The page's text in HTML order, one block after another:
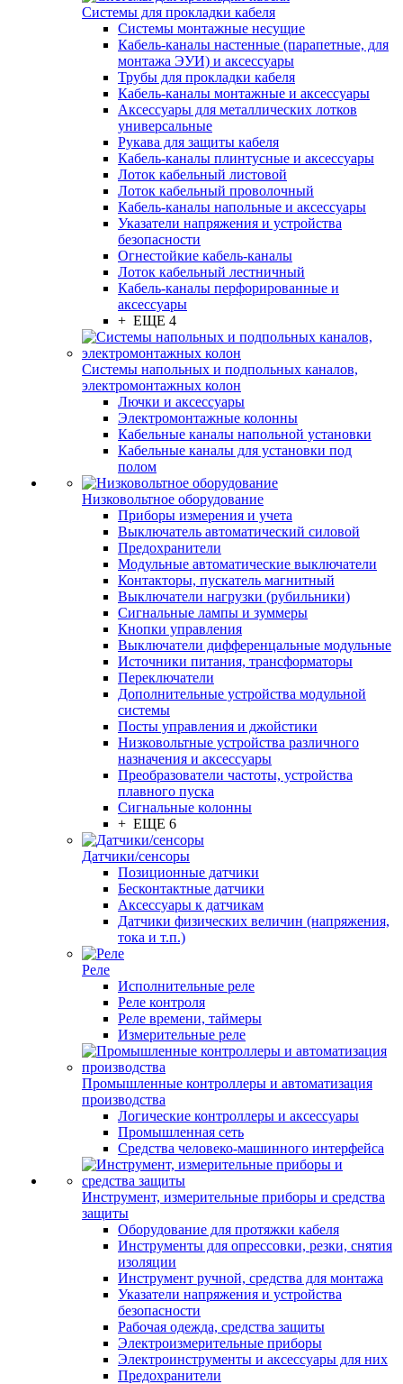
Системы для прокладки кабеля
Системы монтажные несущие
Кабель-каналы настенные (парапетные, для
монтажа ЭУИ) и аксессуары
Трубы для прокладки кабеля
Кабель-каналы монтажные и аксессуары
Аксессуары для металлических лотков
универсальные
Рукава для защиты кабеля
Кабель-каналы плинтусные и аксессуары
Лоток кабельный листовой
Лоток кабельный проволочный
Кабель-каналы напольные и аксессуары
Указатели напряжения и устройства
безопасности
Огнестойкие кабель-каналы
Лоток кабельный лестничный
Кабель-каналы перфорированные и
аксессуары
+ ЕЩЕ 4
Системы напольных и подпольных каналов,
электромонтажных колон
Лючки и аксессуары
Электромонтажные колонны
Кабельные каналы напольной установки
Кабельные каналы для установки под
полом
Низковольтное оборудование
Приборы измерения и учета
Выключатель автоматический силовой
Предохранители
Модульные автоматические выключатели
Контакторы, пускатель магнитный
Выключатели нагрузки (рубильники)
Сигнальные лампы и зуммеры
Кнопки управления
Выключатели дифференцальные модульные
Источники питания, трансформаторы
Переключатели
Дополнительные устройства модульной
системы
Посты управления и джойстики
Низковольтные устройства различного
назначения и аксессуары
Преобразователи частоты, устройства
плавного пуска
Сигнальные колонны
+ ЕЩЕ 6
Датчики/сенсоры
Позиционные датчики
Бесконтактные датчики
Аксессуары к датчикам
Датчики физических величин (напряжения,
тока и т.п.)
Реле
Исполнительные реле
Реле контроля
Реле времени, таймеры
Измерительные реле
Промышленные контроллеры и автоматизация
производства
Логические контроллеры и аксессуары
Промышленная сеть
Средства человеко-машинного интерфейса
Инструмент, измерительные приборы и средства
защиты
Оборудование для протяжки кабеля
Инструменты для опрессовки, резки, снятия
изоляции
Инструмент ручной, средства для монтажа
Указатели напряжения и устройства
безопасности
Рабочая одежда, средства защиты
Электроизмерительные приборы
Электроинструменты и аксессуары для них
Предохранители